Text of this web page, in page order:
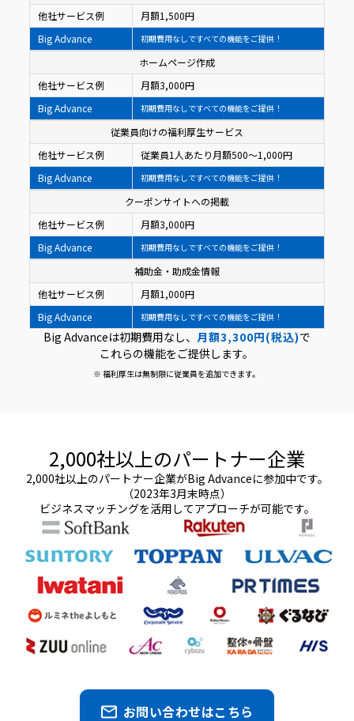
他社サービス例
月額1,500円
Big Advance
初期費用なしですべての機能をご提供！
ホームページ作成
他社サービス例
月額3,000円
Big Advance
初期費用なしですべての機能をご提供！
従業員向けの福利厚生サービス
他社サービス例
従業員1人あたり月額500〜1,000円
Big Advance
初期費用なしですべての機能をご提供！
クーポンサイトへの掲載
他社サービス例
月額3,000円
Big Advance
初期費用なしですべての機能をご提供！
補助金・助成金情報
他社サービス例
月額1,000円
Big Advance
初期費用なしですべての機能をご提供！
Big Advanceは初期費用なし、 月額3,300円(税込)で
これらの機能をご提供します。
※ 福利厚生は無制限に従業員を追加できます。
2,000社以上のパートナー企業
2,000社以上のパートナー企業がBig Advanceに参加中です。
（2023年3月末時点）
ビジネスマッチングを活用してアプローチが可能です。
お問い合わせはこちら